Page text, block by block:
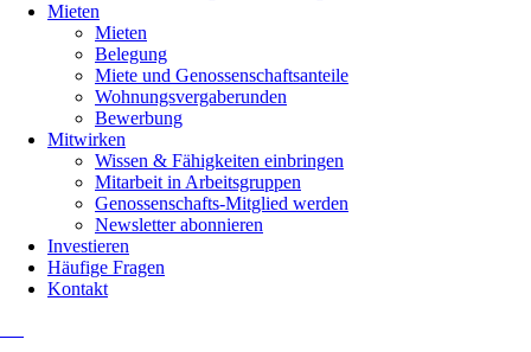
Mieten
Mieten
Belegung
Miete und Genossenschaftsanteile
Wohnungsvergaberunden
Bewerbung
Mitwirken
Wissen & Fähigkeiten einbringen
Mitarbeit in Arbeitsgruppen
Genossenschafts-Mitglied werden
Newsletter abonnieren
Investieren
Häufige Fragen
Kontakt